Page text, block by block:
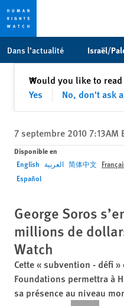
toto
content
Dans l’actualité Israël/
Would you like to
Yes
No, don't ask
✕Fermer
7 septembre 2010 7:13AM
Disponible en
English العربية 简体中文
Español
George Soros
millions de
Watch
Cette « subvention - défi
Foundations permettra à
sa présence au niveau